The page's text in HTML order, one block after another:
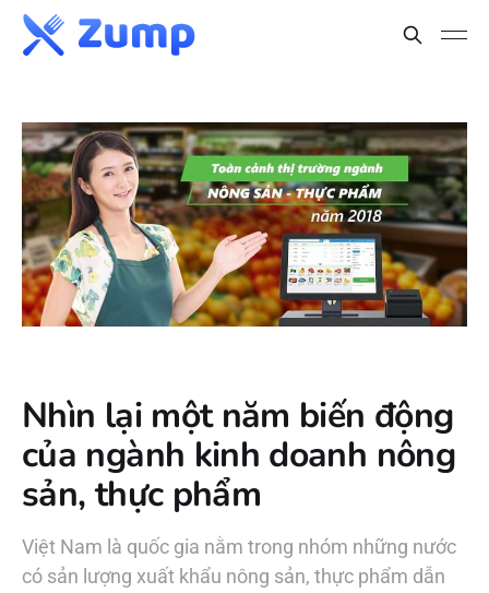
Nhìn lại một năm biến động
của ngành kinh doanh nông
sản, thực phẩm
Việt Nam là quốc gia nằm trong nhóm những nước
có sản lượng xuất khẩu nông sản, thực phẩm dẫn